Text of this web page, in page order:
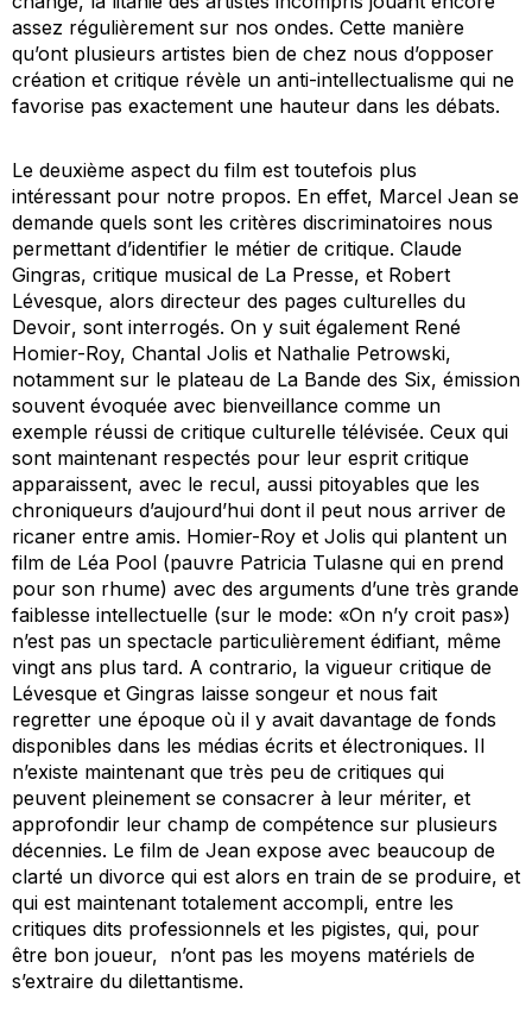
assez régulièrement sur nos ondes. Cette manière
qu’ont plusieurs artistes bien de chez nous d’opposer
création et critique révèle un anti-intellectualisme qui ne
favorise pas exactement une hauteur dans les débats.
Le deuxième aspect du film est toutefois plus
intéressant pour notre propos. En effet, Marcel Jean se
demande quels sont les critères discriminatoires nous
permettant d’identifier le métier de critique. Claude
Gingras, critique musical de La Presse, et Robert
Lévesque, alors directeur des pages culturelles du
Devoir, sont interrogés. On y suit également René
Homier-Roy, Chantal Jolis et Nathalie Petrowski,
notamment sur le plateau de La Bande des Six, émission
souvent évoquée avec bienveillance comme un
exemple réussi de critique culturelle télévisée. Ceux qui
sont maintenant respectés pour leur esprit critique
apparaissent, avec le recul, aussi pitoyables que les
chroniqueurs d’aujourd’hui dont il peut nous arriver de
ricaner entre amis. Homier-Roy et Jolis qui plantent un
film de Léa Pool (pauvre Patricia Tulasne qui en prend
pour son rhume) avec des arguments d’une très grande
faiblesse intellectuelle (sur le mode: «On n’y croit pas»)
n’est pas un spectacle particulièrement édifiant, même
vingt ans plus tard. A contrario, la vigueur critique de
Lévesque et Gingras laisse songeur et nous fait
regretter une époque où il y avait davantage de fonds
disponibles dans les médias écrits et électroniques. Il
n’existe maintenant que très peu de critiques qui
peuvent pleinement se consacrer à leur mériter, et
approfondir leur champ de compétence sur plusieurs
décennies. Le film de Jean expose avec beaucoup de
clarté un divorce qui est alors en train de se produire, et
qui est maintenant totalement accompli, entre les
critiques dits professionnels et les pigistes, qui, pour
être bon joueur, n’ont pas les moyens matériels de
s’extraire du dilettantisme.